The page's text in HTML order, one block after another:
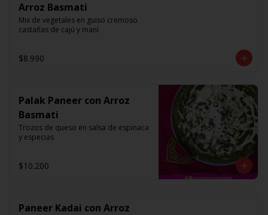
Arroz Basmati
Mix de vegetales en guiso cremoso
castañas de cajú y maní
$8.990
Palak Paneer con Arroz
Basmati
Trozos de queso en salsa de espinaca
y especias
$10.200
Paneer Kadai con Arroz